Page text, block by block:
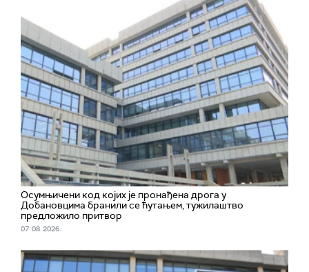
Осумњичени код којих је пронађена дрога у
Добановцима бранили се ћутањем, тужилаштво
предложило притвор
07. 08. 2026.